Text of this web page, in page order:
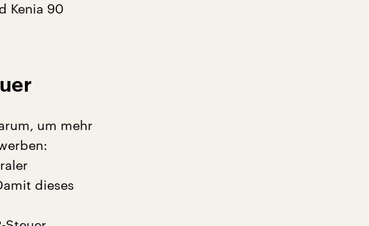
Kenia 90
um mehr
dieses